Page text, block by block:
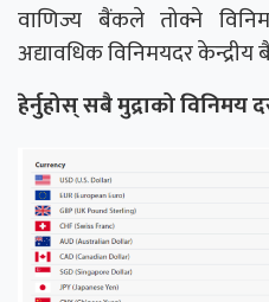
वाणिज्य बैंकले तोक्ने
अद्यावधिक विनिमयदर
हेर्नुहोस् सबै मुद्राको विनिमय